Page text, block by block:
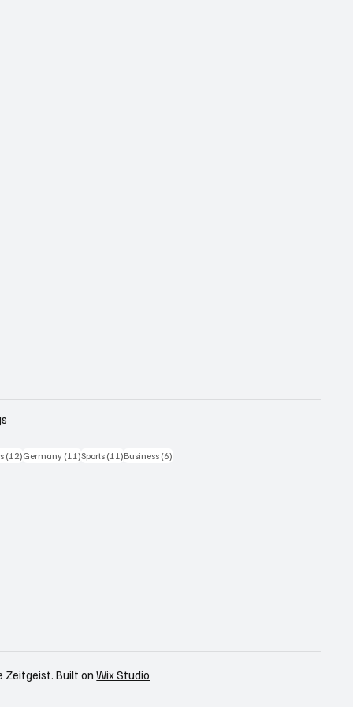
(12)12 Beiträge
Germany (11)11 Beiträge
Sports (11)11 Beiträge
Business (6)
Zeitgeist. Built onWix Studio